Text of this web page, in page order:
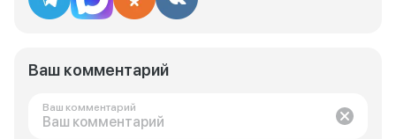
Ваш комментарий
Ваш комментарий